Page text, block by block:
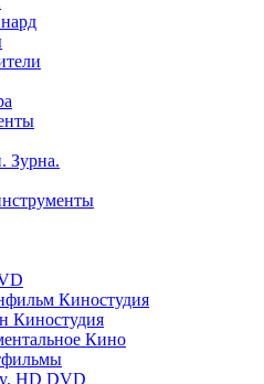
Зурна.
Киностудия
Киностудия
Кино
HD DVD